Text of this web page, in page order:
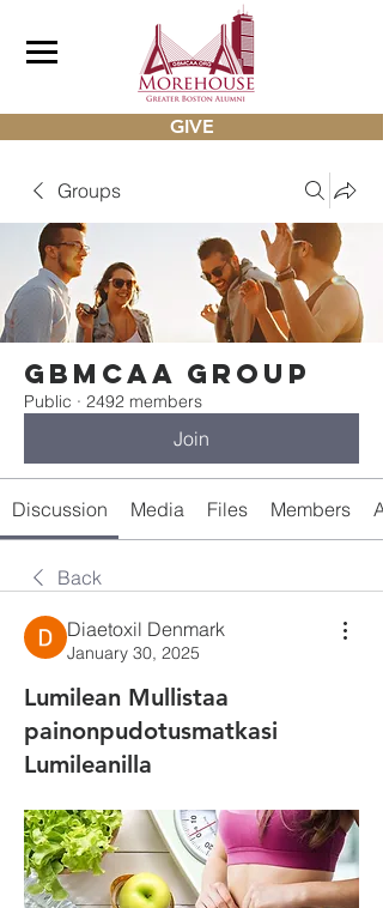
GIVE
Groups
gbmcaa Group
Public · 2492 members
Join
Discussion Media Files Members
Back
Diaetoxil Denmark
January 30, 2025
Lumilean Mullistaa
painonpudotusmatkasi
Lumileanilla